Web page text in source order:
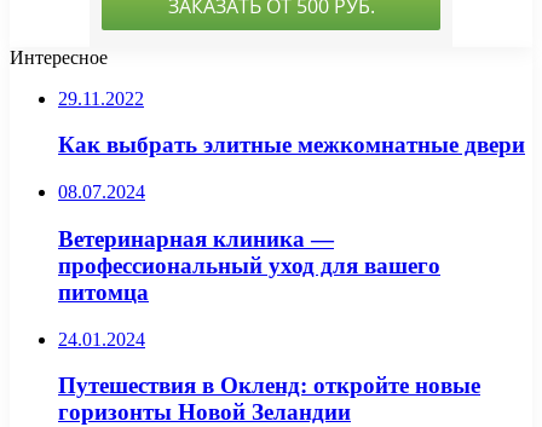
Интересное
29.11.2022
Как выбрать элитные межкомнатные двери
08.07.2024
Ветеринарная клиника —
профессиональный уход для вашего
питомца
24.01.2024
Путешествия в Окленд: откройте новые
горизонты Новой Зеландии